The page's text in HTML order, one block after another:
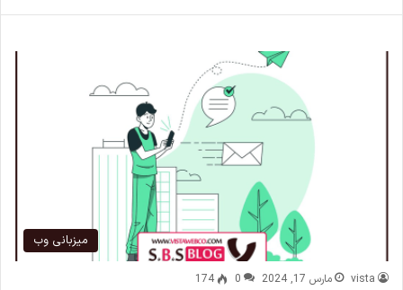
میزبانی وب
vista مارس 17, 2024 0
174